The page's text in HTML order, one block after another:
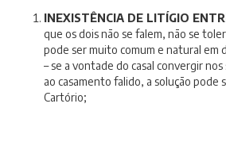
INEXISTÊNCIA DE LITÍGIO
que os dois não se falem, não se
pode ser muito comum e natural em
– se a vontade do casal convergir
ao casamento falido, a solução pode
Cartório;